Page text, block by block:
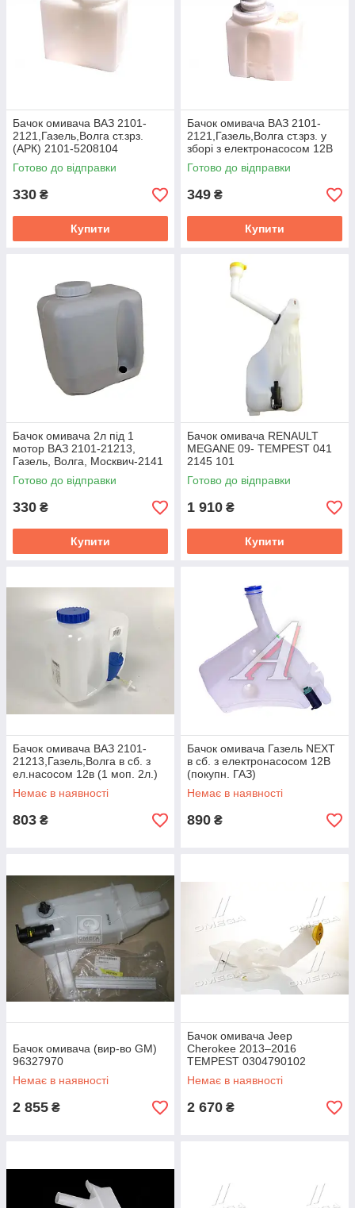
Бачок омивача ВАЗ 2101-
2121,Газель,Волга ст.зрз.
(АРК) 2101-5208104
Готово до відправки
330 ₴
Купити
Бачок омивача ВАЗ 2101-
2121,Газель,Волга ст.зрз. у
зборi з електронасосом 12В
(АРК) 2101-5208104
Готово до відправки
349 ₴
Купити
Бачок омивача 2л під 1
мотор ВАЗ 2101-21213,
Газель, Волга, Москвич-2141
СЕМЗ 21213-5208102-20
Готово до відправки
330 ₴
Купити
Бачок омивача RENAULT
MEGANE 09- TEMPEST 041
2145 101
Готово до відправки
1 910 ₴
Купити
Бачок омивача ВАЗ 2101-
21213,Газель,Волга в сб. з
ел.насосом 12в (1 моп. 2л.)
нов.обр. (ви-во ПРАМО)
Немає в наявності
803 ₴
Бачок омивача Газель NEXT
в сб. з електронасосом 12В
(покупн. ГАЗ)
Немає в наявності
890 ₴
Бачок омивача (вир-во GM)
96327970
Немає в наявності
2 855 ₴
Бачок омивача Jeep
Cherokee 2013–2016
TEMPEST 0304790102
Немає в наявності
2 670 ₴